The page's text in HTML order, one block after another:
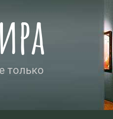
только